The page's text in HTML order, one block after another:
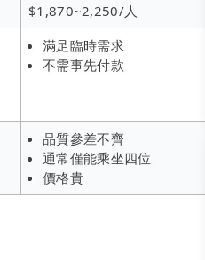
$1,870~2,250/人
滿足臨時需求
不需事先付款
品質參差不齊
通常僅能乘坐四位
價格貴